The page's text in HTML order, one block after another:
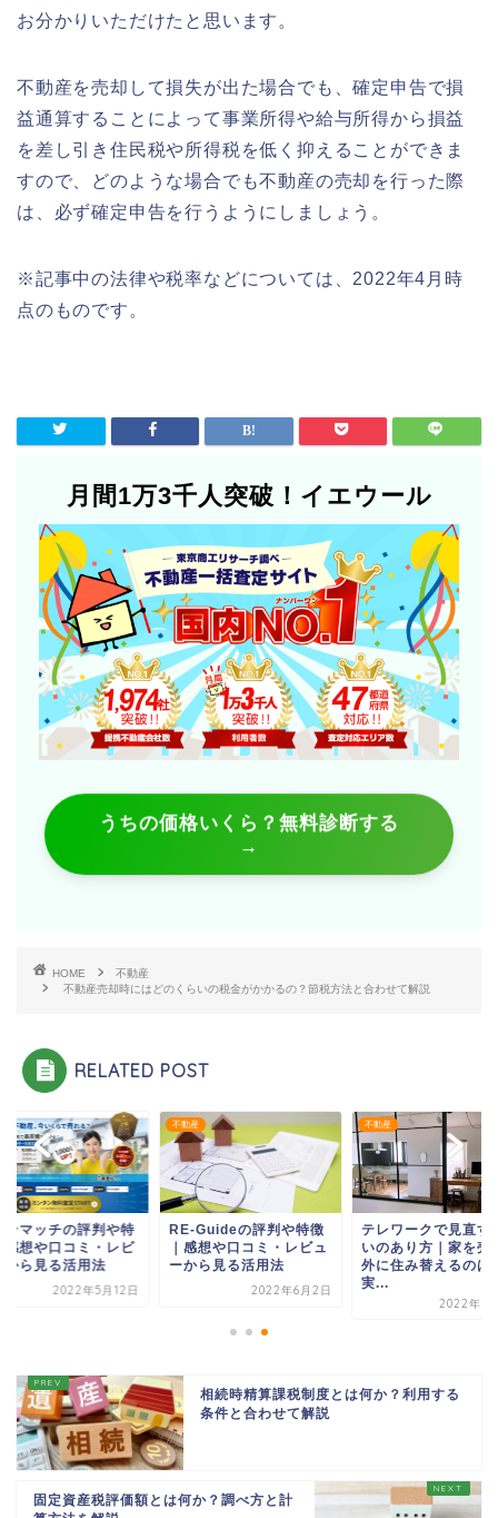
お分かりいただけたと思います。
不動産を売却して損失が出た場合でも、確定申告で損
益通算することによって事業所得や給与所得から損益
を差し引き住民税や所得税を低く抑えることができま
すので、どのような場合でも不動産の売却を行った際
は、必ず確定申告を行うようにしましょう。
※記事中の法律や税率などについては、2022年4月時
点のものです。
月間1万3千人突破！イエウール
うちの価格いくら？無料診断する
→
HOME
不動産
不動産売却時にはどのくらいの税金がかかるの？節税方法と合わせて解説
RELATED POST
ンマッチの評判や特
感想や口コミ・レビ
から見る活用法
2022年5月12日
不動産
RE-Guideの評判や特徴
｜感想や口コミ・レビュ
ーから見る活用法
2022年6月2日
不動産
テレワークで見直す
いのあり方｜家を売
外に住み替えるのは
実...
2022年3
相続時精算課税制度とは何か？利用する
条件と合わせて解説
固定資産税評価額とは何か？調べ方と計